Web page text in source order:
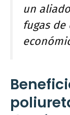
un
fugas